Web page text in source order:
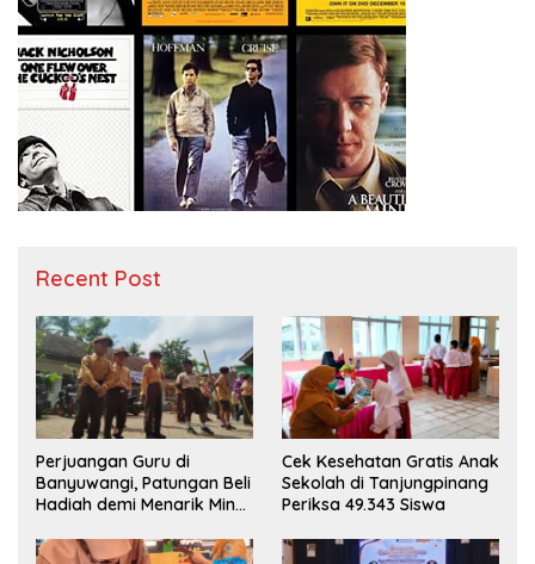
Recent Post
Perjuangan Guru di
Banyuwangi, Patungan Beli
Hadiah demi Menarik Minat
Cek Kesehatan Gratis Anak
Sekolah di Tanjungpinang
Periksa 49.343 Siswa